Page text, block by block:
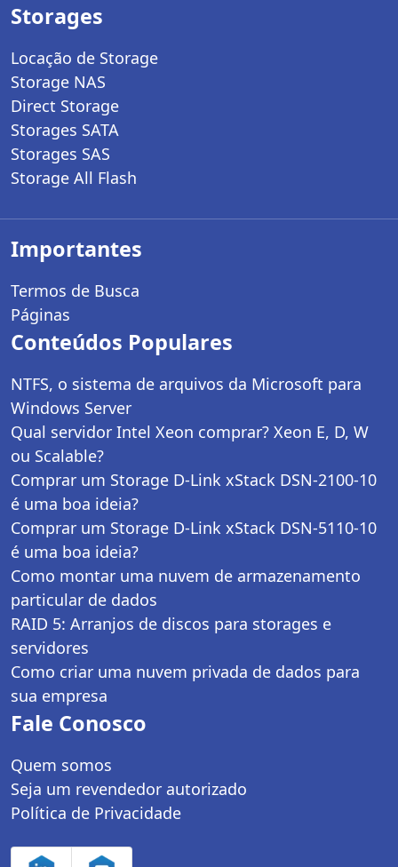
Storages
Locação de Storage
Storage NAS
Direct Storage
Storages SATA
Storages SAS
Storage All Flash
Importantes
Termos de Busca
Páginas
Conteúdos Populares
NTFS, o sistema de arquivos da Microsoft para
Windows Server
Qual servidor Intel Xeon comprar? Xeon E, D, W
ou Scalable?
Comprar um Storage D-Link xStack DSN-2100-10
é uma boa ideia?
Comprar um Storage D-Link xStack DSN-5110-10
é uma boa ideia?
Como montar uma nuvem de armazenamento
particular de dados
RAID 5: Arranjos de discos para storages e
servidores
Como criar uma nuvem privada de dados para
sua empresa
Fale Conosco
Quem somos
Seja um revendedor autorizado
Política de Privacidade